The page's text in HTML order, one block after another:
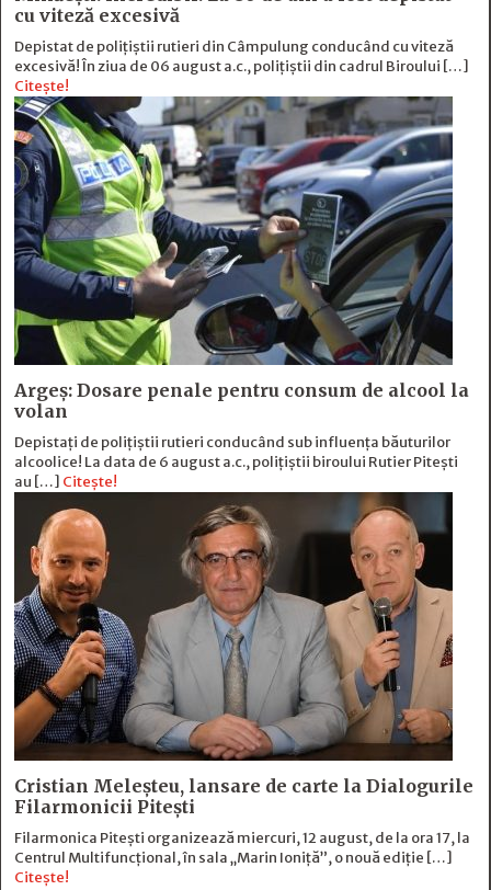
cu viteză excesivă
Depistat de polițiștii rutieri din Câmpulung conducând cu viteză
excesivă! În ziua de 06 august a.c., polițiștii din cadrul Biroului […]
Citește!
Argeș: Dosare penale pentru consum de alcool la
volan
Depistați de polițiștii rutieri conducând sub influența băuturilor
alcoolice! La data de 6 august a.c., polițiștii biroului Rutier Pitești
au […] Citește!
Cristian Meleșteu, lansare de carte la Dialogurile
Filarmonicii Pitești
Filarmonica Pitești organizează miercuri, 12 august, de la ora 17, la
Centrul Multifuncțional, în sala „Marin Ioniță”, o nouă ediție […]
Citește!